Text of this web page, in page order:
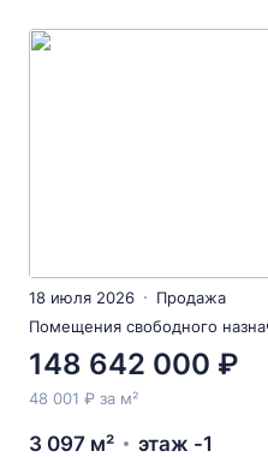
18 июля 2026
Продажа
Помещения свободного
148 642 000 ₽
48 001 ₽ за м²
3 097 м² этаж -1